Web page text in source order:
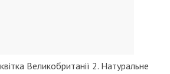
Великобританії 2. Натуральне